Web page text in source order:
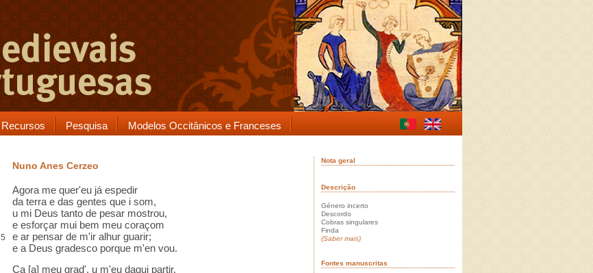
Recursos Pesquisa Modelos Occitânicos e Franceses
Nuno Anes Cerzeo
Agora me quer'eu já espedir
da terra e das gentes que i som,
u mi Deus tanto de pesar mostrou,
e esforçar mui bem meu coraçom
5 e ar pensar de m'ir alhur guarir;
e a Deus gradesco porque m'en vou.
Ca [a] meu grad', u m'eu daqui partir,
Nota geral
Descrição
Género incerto
Descordo
Cobras singulares
Finda
(Saber mais)
Fontes manuscritas